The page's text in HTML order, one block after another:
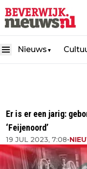
Nieuws ▼
Er is er een jarig:
‘Feijenoord’
19 JUL 2023, 7:08•